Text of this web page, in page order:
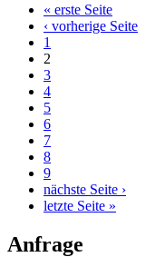
« erste Seite
‹ vorherige Seite
1
2
3
4
5
6
7
8
9
nächste Seite ›
letzte Seite »
Anfrage